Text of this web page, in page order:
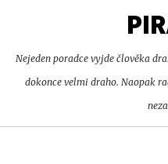
Nejeden poradce vyjde člověka
dokonce velmi draho. Naopak